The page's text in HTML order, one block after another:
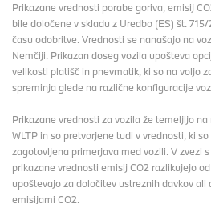
Prikazane vrednosti porabe goriva, emisij
bile določene v skladu z Uredbo (ES) št.
času odobritve. Vrednosti se nanašajo na
Nemčiji. Prikazan doseg vozila upošteva
velikosti platišč in pnevmatik, ki so na voljo
spreminja glede na različne konfiguracije
Prikazane vrednosti za vozila že temeljijo
WLTP in so pretvorjene tudi v vrednosti, ki
zagotovljena primerjava med vozili. V zvezi
prikazane vrednosti emisij CO2 razlikujejo
upoštevajo za določitev ustreznih davkov
emisijami CO2.